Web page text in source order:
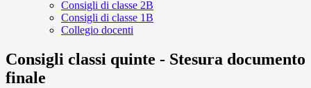
Consigli di classe 2B
Consigli di classe 1B
Collegio docenti
Consigli classi quinte - Stesura documento
finale